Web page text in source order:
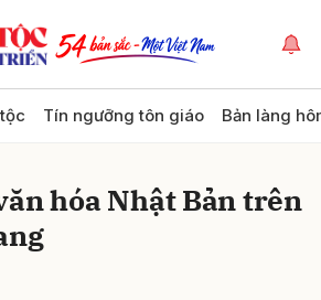
Tín ngưỡng tôn giáo Bản làng
hóa Nhật Bản trên